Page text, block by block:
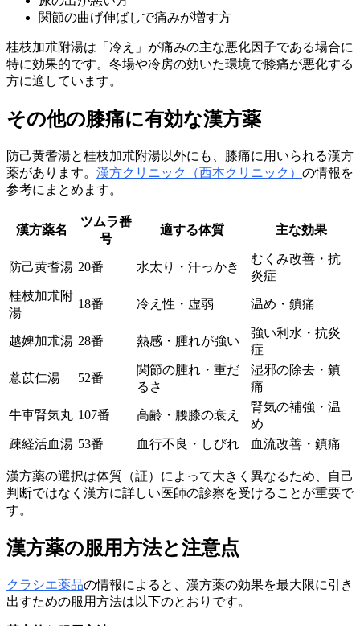
関節の曲げ伸ばしで痛みが増す方
桂枝加朮附湯は「冷え」が痛みの主な悪化因子である場合に
特に効果的です。冬場や冷房の効いた環境で膝痛が悪化する
方に適しています。
その他の膝痛に有効な漢方薬
防己黄耆湯と桂枝加朮附湯以外にも、膝痛に用いられる漢方
薬があります。 漢方クリニック（西本クリニック） の情報を
参考にまとめます。
漢方薬名
ツムラ番
号
適する体質 主な効果
防己黄耆湯 20番 水太り・汗っかき
むくみ改善・抗
炎症
桂枝加朮附
湯
18番 冷え性・虚弱 温め・鎮痛
越婢加朮湯 28番 熱感・腫れが強い
強い利水・抗炎
症
薏苡仁湯 52番
関節の腫れ・重だ
るさ
湿邪の除去・鎮
痛
牛車腎気丸 107番 高齢・腰膝の衰え
腎気の補強・温
め
疎経活血湯 53番 血行不良・しびれ 血流改善・鎮痛
漢方薬の選択は体質（証）によって大きく異なるため、自己
判断ではなく漢方に詳しい医師の診察を受けることが重要で
す。
漢方薬の服用方法と注意点
クラシエ薬品の情報によると、漢方薬の効果を最大限に引き
出すための服用方法は以下のとおりです。